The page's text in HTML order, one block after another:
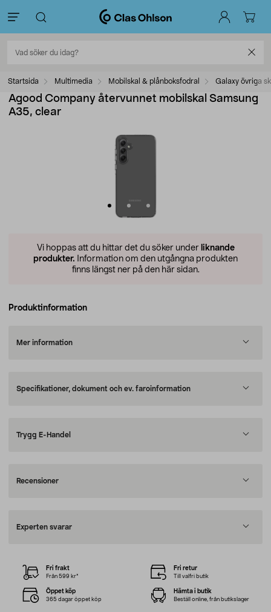
Startsida Multimedia Mobilskal & plånboksfodral Galaxy övriga
Agood Company återvunnet mobilskal Samsung
A35, clear
Vi hoppas att du hittar det du söker under liknande
produkter. Information om den utgångna produkten
finns längst ner på den här sidan.
Produktinformation
Mer information
Specifikationer, dokument och ev. faroinformation
Trygg E-Handel
Recensioner
Experten svarar
Fri frakt
Från 599 kr*
Fri retur
Till valfri butik
Öppet köp
365 dagar öppet köp
Hämta i butik
Beställ online, från butikslager